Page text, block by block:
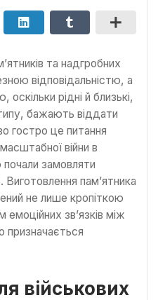
та надгробних
відповідальністю, а
рідні й близькі,
бажають віддати
гостро це питання
війни в
замовляти
Виготовлення пам’ятника
не лише кропіткою
зв’язків між
призначається
військових